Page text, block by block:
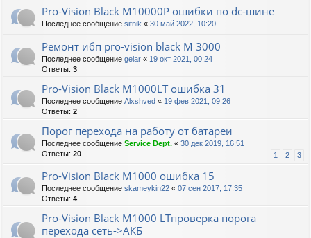
Pro-Vision Black M10000P ошибки по dc-шине
Последнее сообщение sitnik « 30 май 2022, 10:20
Ремонт ибп pro-vision black M 3000
Последнее сообщение gelar « 19 окт 2021, 00:24
Ответы: 3
Pro-Vision Black M1000LT ошибка 31
Последнее сообщение Alxshved « 19 фев 2021, 09:26
Ответы: 2
Порог перехода на работу от батареи
Последнее сообщение Service Dept. « 30 дек 2019, 16:51
Ответы: 20 1 2 3
Pro-Vision Black M1000 ошибка 15
Последнее сообщение skameykin22 « 07 сен 2017, 17:35
Ответы: 4
Pro-Vision Black M1000 LTпроверка порога
перехода сеть->АКБ